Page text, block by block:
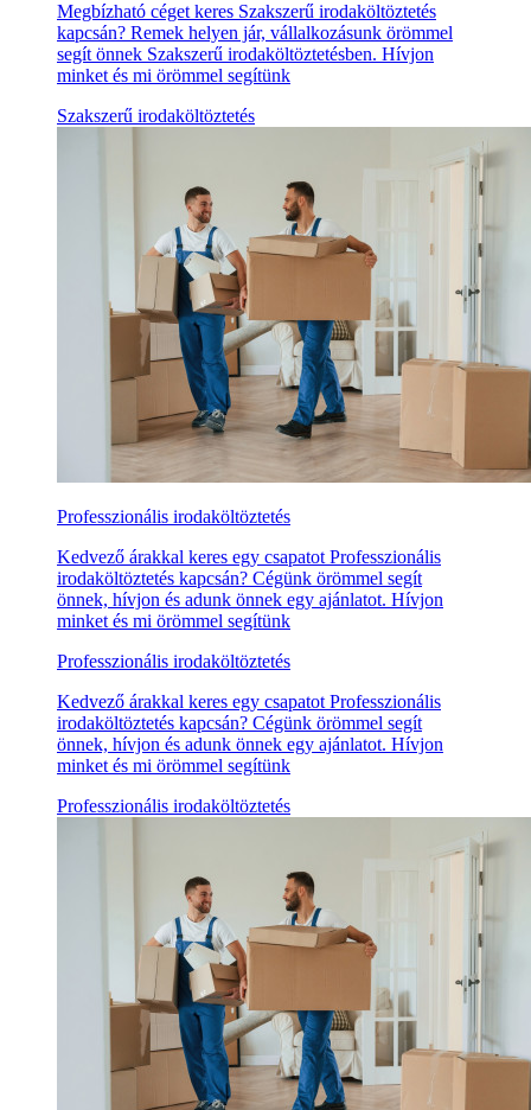
Megbízható céget keres Szakszerű irodaköltöztetés
kapcsán? Remek helyen jár, vállalkozásunk örömmel
segít önnek Szakszerű irodaköltöztetésben. Hívjon
minket és mi örömmel segítünk
Szakszerű irodaköltöztetés
Professzionális irodaköltöztetés
Kedvező árakkal keres egy csapatot Professzionális
irodaköltöztetés kapcsán? Cégünk örömmel segít
önnek, hívjon és adunk önnek egy ajánlatot. Hívjon
minket és mi örömmel segítünk
Professzionális irodaköltöztetés
Kedvező árakkal keres egy csapatot Professzionális
irodaköltöztetés kapcsán? Cégünk örömmel segít
önnek, hívjon és adunk önnek egy ajánlatot. Hívjon
minket és mi örömmel segítünk
Professzionális irodaköltöztetés